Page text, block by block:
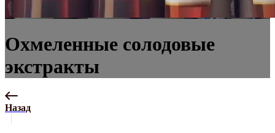
Охмеленные солодовые
экстракты
Назад